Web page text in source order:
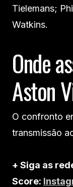
Tielemans;
Watkins.
Onde
Aston
O confronto
transmissão
+ Siga as
Score: